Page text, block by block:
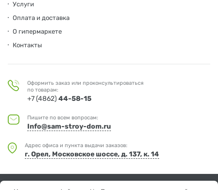
Услуги
Оплата и доставка
О гипермаркете
Контакты
Оформить заказ или проконсультироваться
по товарам:
+7 (4862) 44-58-15
Пишите по всем вопросам:
Info@sam-stroy-dom.ru
Адрес офиса и пункта выдачи заказов:
г. Орел, Московское шоссе, д. 137, к. 14